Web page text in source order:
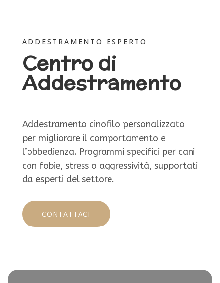
ADDESTRAMENTO ESPERTO
Centro di
Addestramento
Addestramento cinofilo personalizzato
per migliorare il comportamento e
l’obbedienza. Programmi specifici per cani
con fobie, stress o aggressività, supportati
da esperti del settore.
CONTATTACI